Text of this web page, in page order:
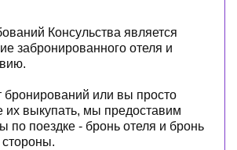
Консульства является
забронированного отеля и
бронирований или вы просто
их выкупать, мы предоставим
по поездке - бронь отеля и бронь
стороны.